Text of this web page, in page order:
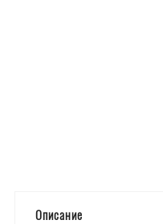
Описание